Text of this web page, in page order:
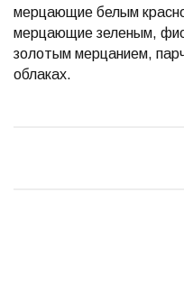
мерцающие белым
мерцающие зеленым,
золотым мерцанием,
облаках.